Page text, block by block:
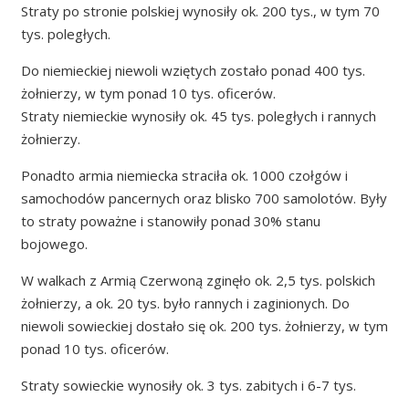
Straty po stronie polskiej wynosiły ok. 200 tys., w tym 70
tys. poległych.
Do niemieckiej niewoli wziętych zostało ponad 400 tys.
żołnierzy, w tym ponad 10 tys. oficerów.
Straty niemieckie wynosiły ok. 45 tys. poległych i rannych
żołnierzy.
Ponadto armia niemiecka straciła ok. 1000 czołgów i
samochodów pancernych oraz blisko 700 samolotów. Były
to straty poważne i stanowiły ponad 30% stanu
bojowego.
W walkach z Armią Czerwoną zginęło ok. 2,5 tys. polskich
żołnierzy, a ok. 20 tys. było rannych i zaginionych. Do
niewoli sowieckiej dostało się ok. 200 tys. żołnierzy, w tym
ponad 10 tys. oficerów.
Straty sowieckie wynosiły ok. 3 tys. zabitych i 6-7 tys.